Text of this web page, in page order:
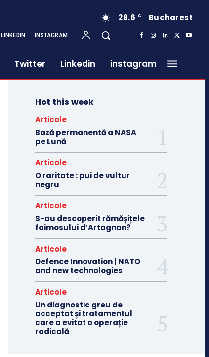
28.6 C Bucharest
LINKEDIN INSTAGRAM
Twitter Linkedin instagram
Hot this week
Articole
Bază permanentă a NASA
pe Lună
Articole
O raritate : pui de vultur
negru
Articole
S-au descoperit rămășițele
faimosului d’Artagnan?
Articole
Defence Innovation | NATO
and new technologies
Articole
Un diagnostic greu de
acceptat și tratamentul
care a evitat o operație
radicală